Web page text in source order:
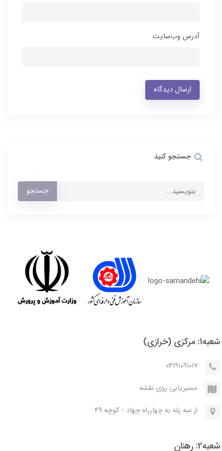
آدرس وب‌سایت
ارسال دیدگاه
جستجو کنید
جستجو
شعبه1: مرکزی (خرازی)
03191091017
مسیریابی روی نقشه
از سه پله به چهارراه جهاد - کوچه 49
شعبه2: رهنان